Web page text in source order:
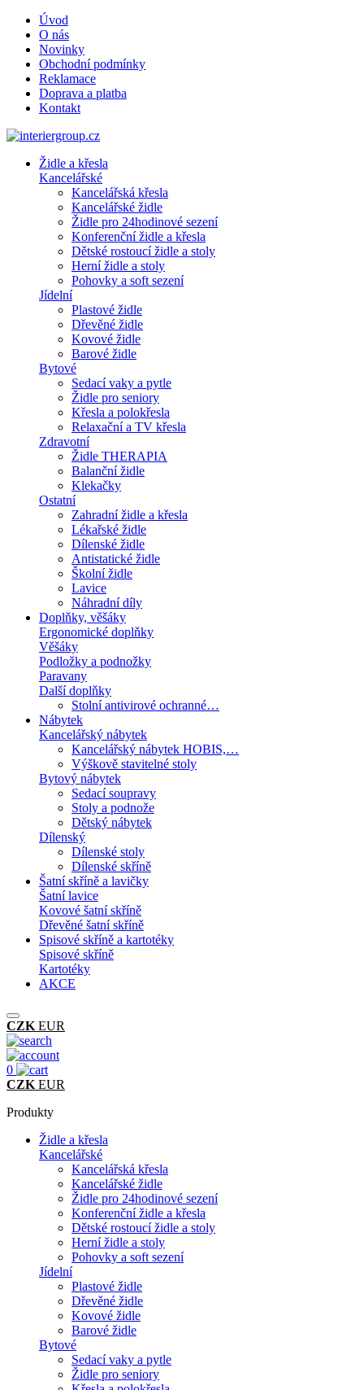
Úvod
O nás
Novinky
Obchodní podmínky
Reklamace
Doprava a platba
Kontakt
Židle a křesla
Kancelářské
Kancelářská křesla
Kancelářské židle
Židle pro 24hodinové sezení
Konferenční židle a křesla
Dětské rostoucí židle a stoly
Herní židle a stoly
Pohovky a soft sezení
Jídelní
Plastové židle
Dřevěné židle
Kovové židle
Barové židle
Bytové
Sedací vaky a pytle
Židle pro seniory
Křesla a polokřesla
Relaxační a TV křesla
Zdravotní
Židle THERAPIA
Balanční židle
Klekačky
Ostatní
Zahradní židle a křesla
Lékařské židle
Dílenské židle
Antistatické židle
Školní židle
Lavice
Náhradní díly
Doplňky, věšáky
Ergonomické doplňky
Věšáky
Podložky a podnožky
Paravany
Další doplňky
Stolní antivirové ochranné…
Nábytek
Kancelářský nábytek
Kancelářský nábytek HOBIS,…
Výškově stavitelné stoly
Bytový nábytek
Sedací soupravy
Stoly a podnože
Dětský nábytek
Dílenský
Dílenské stoly
Dílenské skříně
Šatní skříně a lavičky
Šatní lavice
Kovové šatní skříně
Dřevěné šatní skříně
Spisové skříně a kartotéky
Spisové skříně
Kartotéky
AKCE
CZK EUR
0
CZK EUR
Produkty
Židle a křesla
Kancelářské
Kancelářská křesla
Kancelářské židle
Židle pro 24hodinové sezení
Konferenční židle a křesla
Dětské rostoucí židle a stoly
Herní židle a stoly
Pohovky a soft sezení
Jídelní
Plastové židle
Dřevěné židle
Kovové židle
Barové židle
Bytové
Sedací vaky a pytle
Židle pro seniory